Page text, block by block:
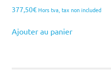
377,50€ Hors tva, tax non included
Ajouter au panier